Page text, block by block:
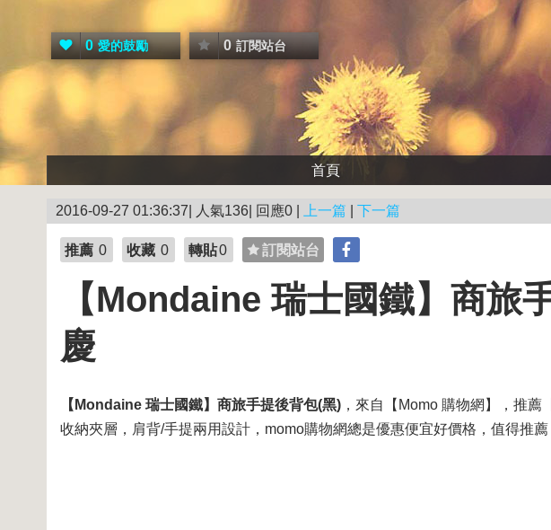
0 愛的鼓勵 0 訂閱站台
首頁
2016-09-27 01:36:37| 人氣136| 回應0 | 上一篇 下一篇
推薦 0 收藏 0 轉貼0 訂閱站台
【Mondaine 瑞士國鐵】商旅
慶
【Mondaine 瑞士國鐵】商旅手提後背包(黑) ，來自【Momo 購物網】，推
收納夾層，肩背/手提兩用設計，momo購物網總是優惠便宜好價格，值得推薦